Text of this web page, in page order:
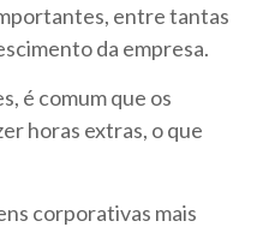
entre tantas
da empresa.
é comum que os
horas extras, o que
corporativas mais